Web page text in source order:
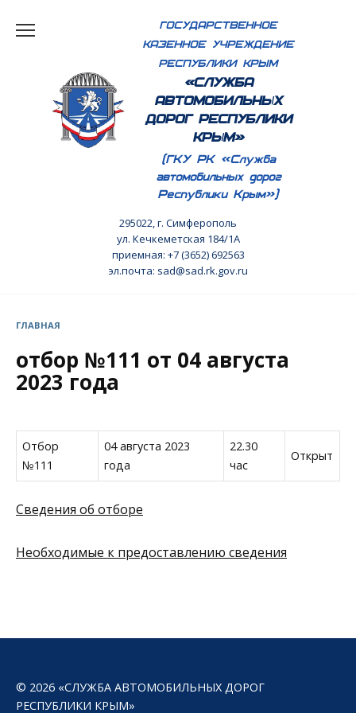
ГОСУДАРСТВЕННОЕ
КАЗЕННОЕ УЧРЕЖДЕНИЕ
РЕСПУБЛИКИ КРЫМ
«СЛУЖБА
АВТОМОБИЛЬНЫХ
ДОРОГ РЕСПУБЛИКИ
КРЫМ»
(ГКУ РК «Служба
автомобильных дорог
Республики Крым»)
295022, г. Симферополь
ул. Кечкеметская 184/1А
приемная: +7 (3652) 692563
эл.почта: sad@sad.rk.gov.ru
ГЛАВНАЯ
отбор №111 от 04 августа
2023 года
Отбор
№111
04 августа 2023
года
22.30
час
Открыт
Сведения об отборе
Необходимые к предоставлению сведения
© 2026 «СЛУЖБА АВТОМОБИЛЬНЫХ ДОРОГ
РЕСПУБЛИКИ КРЫМ»